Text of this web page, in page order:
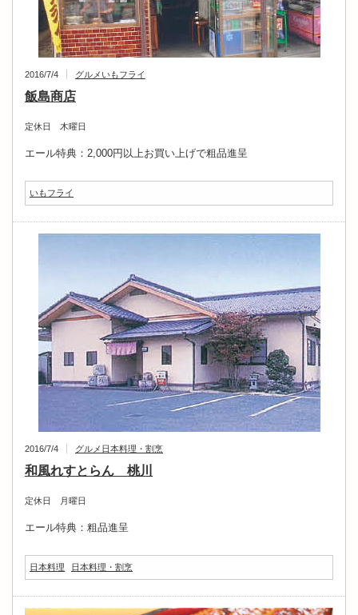
2016/7/4 グルメ いもフライ
飯島商店
定休日 木曜日
エール特典：2,000円以上お買い上げで粗品進呈
いもフライ
2016/7/4 グルメ 日本料理・割烹
和風れすとらん 桃川
定休日 月曜日
エール特典：粗品進呈
日本料理 日本料理・割烹